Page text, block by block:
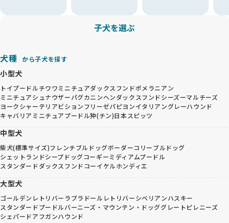
子犬を選ぶ
犬種 から子犬を探す
小型犬
トイプードルチワワミニチュアダックスフンドポメラニアン
ミニチュアシュナウザーパグカニンヘンダックスフンドシーズーマルチーズ
ヨークシャーテリアビションフリーゼパピヨンイタリアングレーハウンド
キャバリア ミニチュアプードル狆(チン)日本スピッツ
中型犬
柴犬(標準サイズ)フレンチブルドッグボーダーコリーブルドッグ
シェットランドシープドッグコーギーミディアムプードル
スタンダードダックスフンドコーイケルホンディエ
大型犬
ゴールデンレトリバー ラブラドールレトリバーシベリアンハスキー
スタンダードプードルバーニーズ・マウンテン・ドッググレートピレニーズ
シェパードアフガンハウンド